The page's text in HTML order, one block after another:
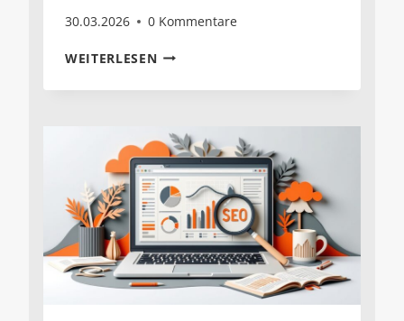
30.03.2026 0 Kommentare
WEITERLESENDIGITALE